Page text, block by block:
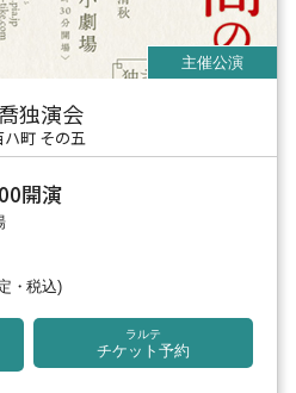
独演会
町 その五
開演
・税込)
ラルテ
チケット予約